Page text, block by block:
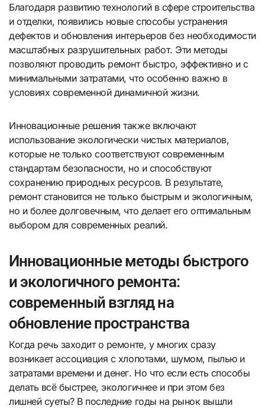
Благодаря развитию технологий в сфере строительства
и отделки, появились новые способы устранения
дефектов и обновления интерьеров без необходимости
масштабных разрушительных работ. Эти методы
позволяют проводить ремонт быстро, эффективно и с
минимальными затратами, что особенно важно в
условиях современной динамичной жизни.
Инновационные решения также включают
использование экологически чистых материалов,
которые не только соответствуют современным
стандартам безопасности, но и способствуют
сохранению природных ресурсов. В результате,
ремонт становится не только быстрым и экологичным,
но и более долговечным, что делает его оптимальным
выбором для современных реалий.
Инновационные методы быстрого
и экологичного ремонта:
современный взгляд на
обновление пространства
Когда речь заходит о ремонте, у многих сразу
возникает ассоциация с хлопотами, шумом, пылью и
затратами времени и денег. Но что если есть способы
делать всё быстрее, экологичнее и при этом без
лишней суеты? В последние годы на рынок вышли